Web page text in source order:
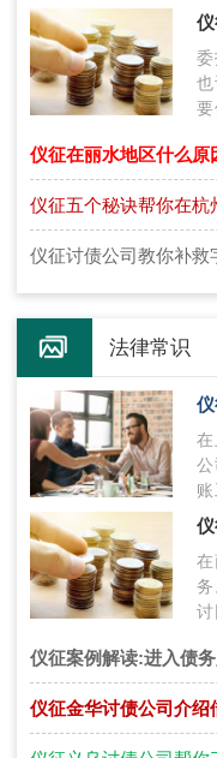
委
仪征讨债公司教你补救
法律常识